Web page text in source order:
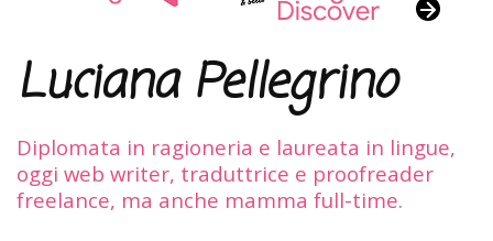
Luciana Pellegrino
Diplomata in ragioneria e laureata in lingue,
oggi web writer, traduttrice e proofreader
freelance, ma anche mamma full-time.